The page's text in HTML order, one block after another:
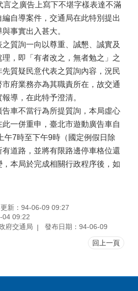
言之廣告上寫下不堪字樣表達不滿
自導案件，交通局在此特別提出
事實出入甚大。
質詢一向以尊重、誠懇、誠實及
，即「有者改之，無者勉之」之
質疑民意代表之質詢內容，況民
府業務亦為其職責所在，故交通
導，在此特予澄清。
車不當行為所提質詢，本局虛心
一併重申，臺北市遊動廣告車自
午7時至下午9時（國定例假日除
道路，並將有限路邊停車格位還
本局於完成相關行政程序後，如
新：94-06-09 09:27
04 09:22
府交通局
發布日期：94-06-09
回上一頁